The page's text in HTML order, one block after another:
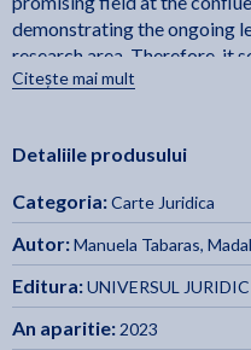
demonstrating the ongoing
research area. Therefore, it
current issues related to the
theorists and practitioners
research, we aim to explore
solutions and interpretations
legislative tradition and
The volume of the
Citește mai mult
Detaliile produsului
Categoria:Carte Juridica
Autor:Manuela Tabaras,
Editura:UNIVERSUL JURIDIC
An aparitie: 2023